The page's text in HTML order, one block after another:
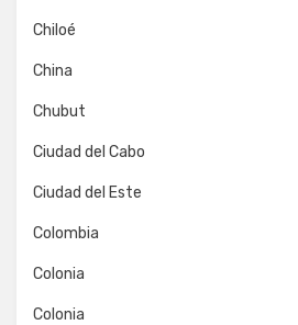
Chiloé
China
Chubut
Ciudad del Cabo
Ciudad del Este
Colombia
Colonia
Colonia